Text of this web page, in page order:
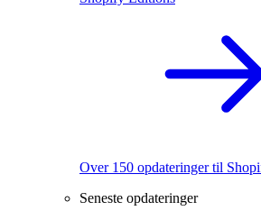
Over 150 opdateringer til
Seneste opdateringer